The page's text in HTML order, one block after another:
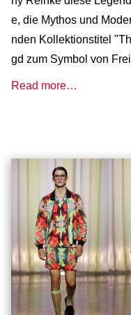
e, die Mythos und
nden Kollektionstitel
gd zum Symbol von
Read more…